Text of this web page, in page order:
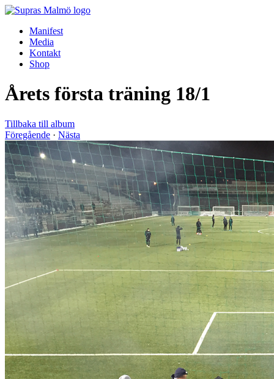
Manifest
Media
Kontakt
Shop
Årets första träning 18/1
Tillbaka till album
Föregående · Nästa